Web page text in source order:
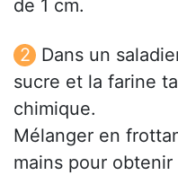
de 1 cm.
Dans un
sucre et la farine
chimique.
Mélanger en
mains pour